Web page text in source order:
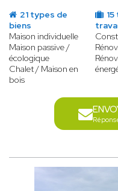
21 types de
biens
Maison individuelle
Maison passive /
écologique
Chalet / Maison en
bois